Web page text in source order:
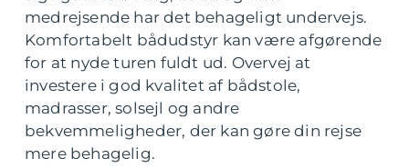
medrejsende har det behageligt undervejs.
Komfortabelt bådudstyr kan være afgørende
for at nyde turen fuldt ud. Overvej at
investere i god kvalitet af bådstole,
madrasser, solsejl og andre
bekvemmeligheder, der kan gøre din rejse
mere behagelig.